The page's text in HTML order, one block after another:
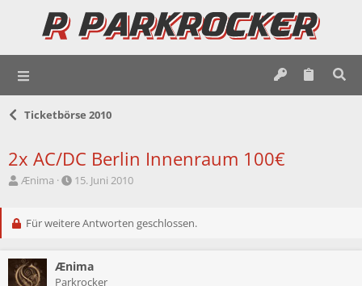
Ticketbörse 2010
2x AC/DC Berlin Innenraum 100€
E
t
l
e
Ænima
E
t
l
t
15. Juni 2010
Für weitere Antworten geschlossen.
Ænima
Parkrocker